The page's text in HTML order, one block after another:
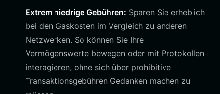
Extrem niedrige Gebühren: Sparen Sie erheblich
bei den Gaskosten im Vergleich zu anderen
Netzwerken. So können Sie Ihre
Vermögenswerte bewegen oder mit Protokollen
interagieren, ohne sich über prohibitive
Transaktionsgebühren Gedanken machen zu